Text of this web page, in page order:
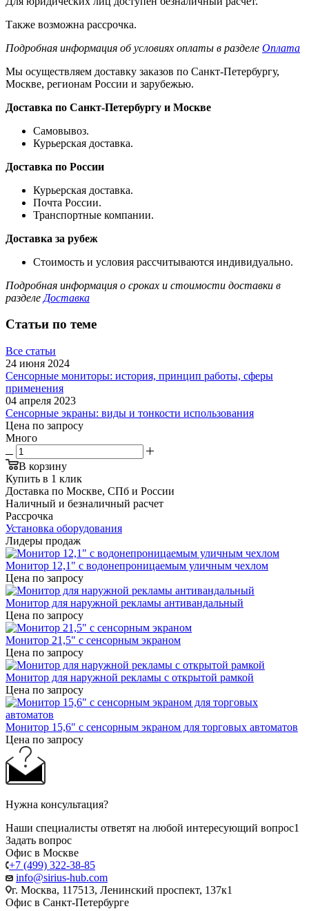
Также возможна рассрочка.
Подробная информация об условиях оплаты в разделе Оплата
Мы осуществляем доставку заказов по Санкт-Петербургу,
Москве, регионам России и зарубежью.
Доставка по Санкт-Петербургу и Москве
Самовывоз.
Курьерская доставка.
Доставка по России
Курьерская доставка.
Почта России.
Транспортные компании.
Доставка за рубеж
Стоимость и условия рассчитываются индивидуально.
Подробная информация о сроках и стоимости доставки в
разделе Доставка
Статьи по теме
Все статьи
24 июня 2024
Сенсорные мониторы: история, принцип работы, сферы
применения
04 апреля 2023
Сенсорные экраны: виды и тонкости использования
Цена по запросу
Много
В корзину
Купить в 1 клик
Доставка по Москве, СПб и России
Наличный и безналичный расчет
Рассрочка
Установка оборудования
Лидеры продаж
Монитор 12,1" с водонепроницаемым уличным чехлом
Цена по запросу
Монитор для наружной рекламы антивандальный
Цена по запросу
Монитор 21,5" с сенсорным экраном
Цена по запросу
Монитор для наружной рекламы с открытой рамкой
Цена по запросу
Монитор 15,6" с сенсорным экраном для торговых автоматов
Цена по запросу
Нужна консультация?
Наши специалисты ответят на любой интересующий вопрос1
Задать вопрос
Офис в Москве
+7 (499) 322-38-85
info@sirius-hub.com
г. Москва, 117513, Ленинский проспект, 137к1
Офис в Санкт-Петербурге